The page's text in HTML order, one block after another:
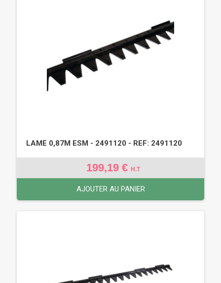
LAME 0,87M ESM - 2491120 - REF: 2491120
199,19 € H.T
AJOUTER AU PANIER